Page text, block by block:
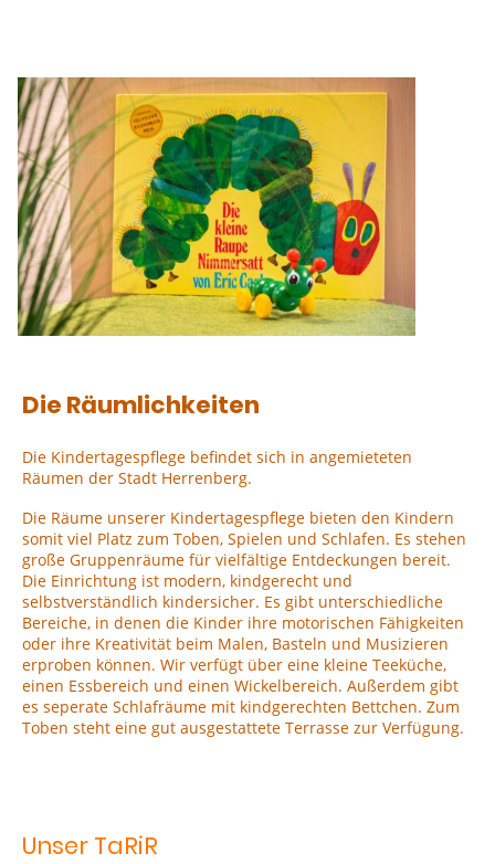
Die Räumlichkeiten
Die Kindertagespflege befindet sich in angemieteten
Räumen der Stadt Herrenberg.
Die Räume unserer Kindertagespflege bieten den Kindern
somit viel Platz zum Toben, Spielen und Schlafen. Es stehen
große Gruppenräume für vielfältige Entdeckungen bereit.
Die Einrichtung ist modern, kindgerecht und
selbstverständlich kindersicher. Es gibt unterschiedliche
Bereiche, in denen die Kinder ihre motorischen Fähigkeiten
oder ihre Kreativität beim Malen, Basteln und Musizieren
erproben können. Wir verfügt über eine kleine Teeküche,
einen Essbereich und einen Wickelbereich. Außerdem gibt
es seperate Schlafräume mit kindgerechten Bettchen. Zum
Toben steht eine gut ausgestattete Terrasse zur Verfügung.
Unser TaRiR